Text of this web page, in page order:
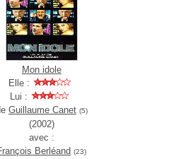
Mon idole
Elle :
Lui :
Guillaume Canet (5)
(2002)
avec :
Berléand (23)